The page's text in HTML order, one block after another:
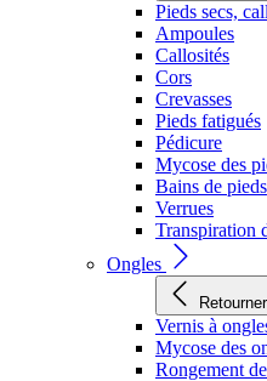
Pieds secs,
Ampoules
Callosités
Cors
Crevasses
Pieds fatigués
Pédicure
Mycose des
Bains de pieds
Verrues
Transpiration
Ongles
Retourner
Vernis à
Mycose des
Rongement